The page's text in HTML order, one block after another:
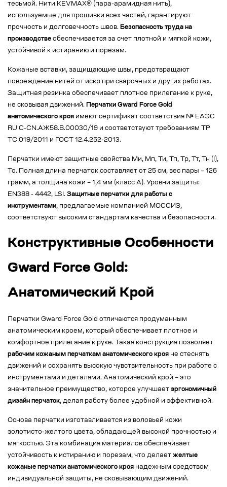
тесьмой. Нити KEVMAX® (пара-арамидная нить),
используемые для прошивки всех частей, гарантируют
прочность и долговечность швов. Безопасность труда на
производстве обеспечивается за счет плотной и мягкой кожи,
устойчивой к истиранию и порезам.
Кожаные вставки, защищающие швы, предотвращают
повреждение нитей от искр при сварочных и других работах.
Защитная резинка обеспечивает плотное прилегание к руке,
не сковывая движений. Перчатки Gward Force Gold
анатомического кроя имеют сертификат соответствия № EAЭС
RU C-CN.АЖ58.В.00030/19 и соответствуют требованиям ТР
ТС 019/2011 и ГОСТ 12.4.252-2013.
Перчатки имеют защитные свойства Ми, Мп, Ти, Тп, Тр, Тт, Тн (I),
То. Полная длина перчаток составляет от 25 см, вес пары – 126
грамм, а толщина кожи – 1,4 мм (класс А). Уровни защиты:
EN388 - 4442, LSI. Защитные перчатки для работы с
инструментами, предлагаемые компанией МОССИЗ,
соответствуют высоким стандартам качества и безопасности.
Конструктивные Особенности
Gward Force Gold:
Анатомический Крой
Перчатки Gward Force Gold отличаются продуманным
анатомическим кроем, который обеспечивает плотное и
комфортное прилегание к руке. Такая конструкция позволяет
рабочим кожаным перчаткам анатомического кроя не стеснять
движений и сохранять высокую чувствительность при работе с
инструментами и деталями. Анатомический крой – это
значительное преимущество, которое улучшает эргономичный
дизайн перчаток, делая работу более удобной и эффективной.
Основа перчатки изготавливается из воловьей кожи
золотисто-желтого цвета, обладающей высокой прочностью и
мягкостью. Эта комбинация материалов обеспечивает
устойчивость к истиранию и порезам, что делает желтые
кожаные перчатки анатомического кроя надежным средством
индивидуальной защиты, не сковывающим движений.